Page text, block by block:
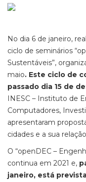
No dia 6 de janeiro,
ciclo de seminários
Sustentáveis”,
maio. Este ciclo de
passado dia 15 de
INESC – Instituto de
Computadores,
apresentaram
cidades e a sua
O “openDEC –
continua em 2021 e,
janeiro, está